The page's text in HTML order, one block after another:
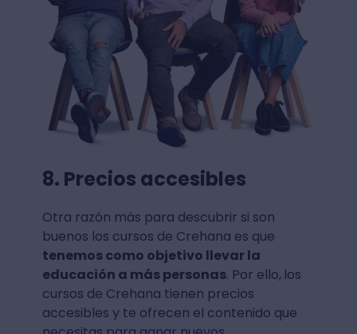
8. Precios accesibles
Otra razón más para descubrir si son
buenos los cursos de Crehana es que
tenemos como objetivo llevar la
educación a más personas. Por ello, los
cursos de Crehana tienen precios
accesibles y te ofrecen el contenido que